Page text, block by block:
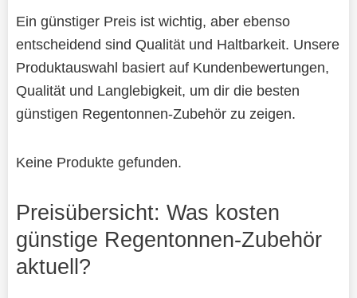
Ein günstiger Preis ist wichtig, aber ebenso
entscheidend sind Qualität und Haltbarkeit. Unsere
Produktauswahl basiert auf Kundenbewertungen,
Qualität und Langlebigkeit, um dir die besten
günstigen Regentonnen-Zubehör zu zeigen.
Keine Produkte gefunden.
Preisübersicht: Was kosten
günstige Regentonnen-Zubehör
aktuell?